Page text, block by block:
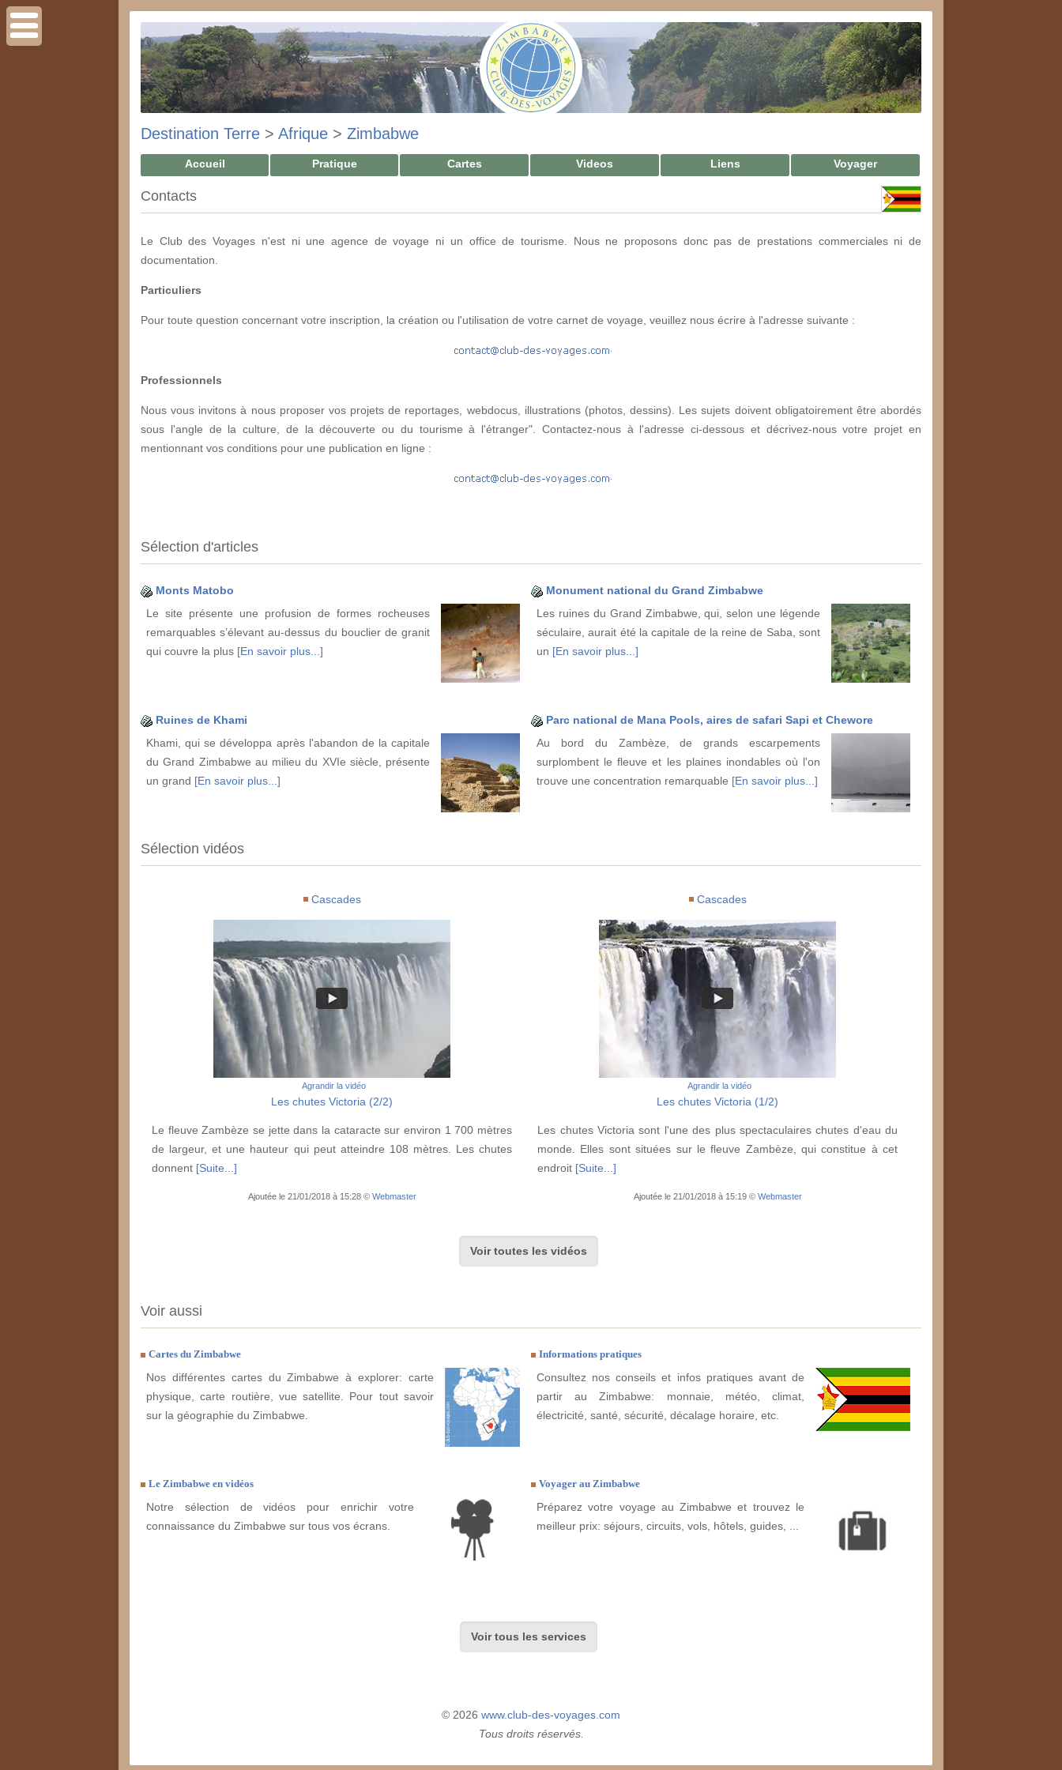
Destination Terre > Afrique > Zimbabwe
Accueil Pratique Cartes Videos Liens Voyager
Contacts
Le Club des Voyages n'est ni une agence de voyage ni un office de tourisme. Nous ne proposons donc pas de prestations commerciales ni de
documentation.
Particuliers
Pour toute question concernant votre inscription, la création ou l'utilisation de votre carnet de voyage, veuillez nous écrire à l'adresse suivante :
Professionnels
Nous vous invitons à nous proposer vos projets de reportages, webdocus, illustrations (photos, dessins). Les sujets doivent obligatoirement être abordés
sous l'angle de la culture, de la découverte ou du tourisme à l'étranger". Contactez-nous à l'adresse ci-dessous et décrivez-nous votre projet en
mentionnant vos conditions pour une publication en ligne :
Sélection d'articles
Monts Matobo
Le site présente une profusion de formes rocheuses
remarquables s’élevant au-dessus du bouclier de granit
qui couvre la plus [En savoir plus...]
Monument national du Grand Zimbabwe
Les ruines du Grand Zimbabwe, qui, selon une légende
séculaire, aurait été la capitale de la reine de Saba, sont
un [En savoir plus...]
Ruines de Khami
Khami, qui se développa après l'abandon de la capitale
du Grand Zimbabwe au milieu du XVIe siècle, présente
un grand [En savoir plus...]
Parc national de Mana Pools, aires de safari Sapi et Chewore
Au bord du Zambèze, de grands escarpements
surplombent le fleuve et les plaines inondables où l'on
trouve une concentration remarquable [En savoir plus...]
Sélection vidéos
Cascades
Agrandir la vidéo
Les chutes Victoria (2/2)
Le fleuve Zambèze se jette dans la cataracte sur environ 1 700 mètres
de largeur, et une hauteur qui peut atteindre 108 mètres. Les chutes
donnent [Suite...]
Ajoutée le 21/01/2018 à 15:28 © Webmaster
Cascades
Agrandir la vidéo
Les chutes Victoria (1/2)
Les chutes Victoria sont l'une des plus spectaculaires chutes d'eau du
monde. Elles sont situées sur le fleuve Zambèze, qui constitue à cet
endroit [Suite...]
Ajoutée le 21/01/2018 à 15:19 © Webmaster
Voir toutes les vidéos
Voir aussi
Cartes du Zimbabwe
Nos différentes cartes du Zimbabwe à explorer: carte
physique, carte routière, vue satellite. Pour tout savoir
sur la géographie du Zimbabwe.
Informations pratiques
Consultez nos conseils et infos pratiques avant de
partir au Zimbabwe: monnaie, météo, climat,
électricité, santé, sécurité, décalage horaire, etc.
Le Zimbabwe en vidéos
Notre sélection de vidéos pour enrichir votre
connaissance du Zimbabwe sur tous vos écrans.
Voyager au Zimbabwe
Préparez votre voyage au Zimbabwe et trouvez le
meilleur prix: séjours, circuits, vols, hôtels, guides, ...
Voir tous les services
© 2026 www.club-des-voyages.com
Tous droits réservés.